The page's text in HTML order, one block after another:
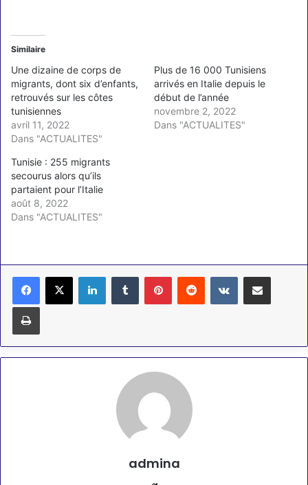
Similaire
Une dizaine de corps de
migrants, dont six d’enfants,
retrouvés sur les côtes
tunisiennes
avril 11, 2022
Dans "ACTUALITES"
Plus de 16 000 Tunisiens
arrivés en Italie depuis le
début de l’année
novembre 2, 2022
Dans "ACTUALITES"
Tunisie : 255 migrants
secourus alors qu’ils
partaient pour l’Italie
août 8, 2022
Dans "ACTUALITES"
LinkedinTumblr PinterestReddit VKontaktePartager par email
Imprimer
admina